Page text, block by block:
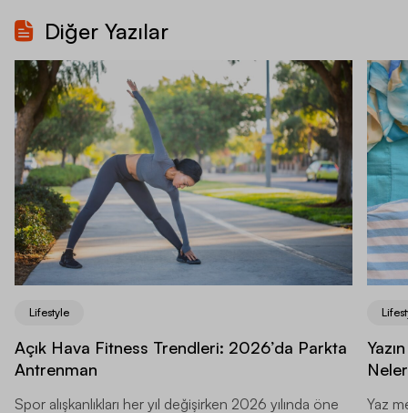
Diğer Yazılar
Lifestyle
Açık Hava Fitness Trendleri: 2026’da Parkta
Antrenman
Spor alışkanlıkları her yıl değişirken 2026 yılında öne
Yaz